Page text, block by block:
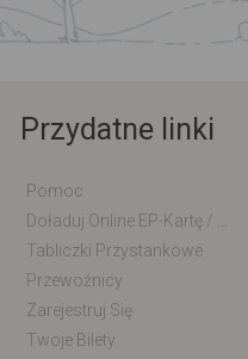
Przydatne linki
Pomoc
Tabliczki Przystankowe
Przewoźnicy
Zarejestruj Się
Twoje Bilety